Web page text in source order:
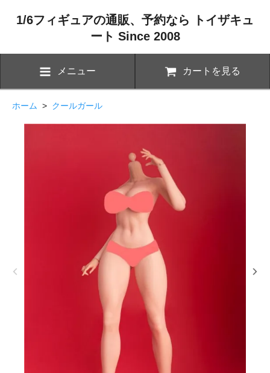
1/6フィギュアの通販、予約なら トイザキュ
ート Since 2008
メニュー カートを見る
ホーム > クールガール